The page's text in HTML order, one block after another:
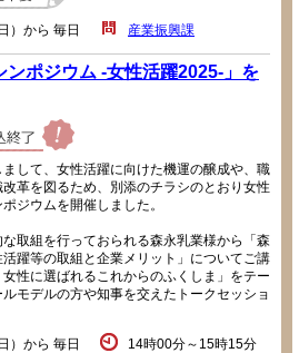
）から 毎日 産業振興課
ンポジウム -女性活躍2025-」を
して、女性活躍に向けた機運の醸成や、職
革を図るため、別添のチラシのとおり女性
ジウムを開催しました。
取組を行っておられる森永乳業様から「森
躍等の取組と企業メリット」についてご講
性に選ばれるこれからのふくしま」をテー
モデルの方や知事を交えたトークセッショ
）から 毎日 14時00分～15時15分